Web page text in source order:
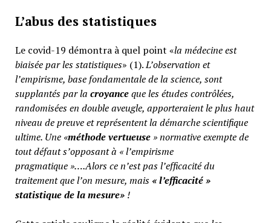
L’abus des statistiques
Le covid-19 démontra à quel point «la médecine est
biaisée par les statistiques» (1).L’observation et
l’empirisme, base fondamentale de la science, sont
supplantés par la croyanceque les études contrôlées,
randomisées en double aveugle, apporteraient le plus haut
niveau de preuve et représentent la démarche scientifique
ultime. Une «méthode vertueuse» normative exempte de
tout défaut s’opposant à « l’empirisme
pragmatique »….Alors ce n’est pas l’efficacité du
traitement que l’on mesure, mais «l’efficacité »
statistique de la mesure» !